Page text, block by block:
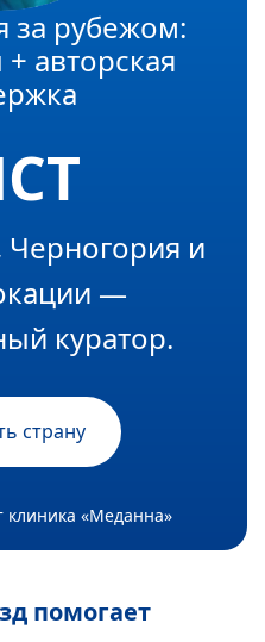
за рубежом:
авторская
Черногория и
—
куратор.
страну
клиника «Меданна»
помогает